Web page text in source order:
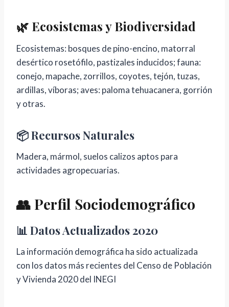
🌿 Ecosistemas y Biodiversidad
Ecosistemas: bosques de pino-encino, matorral
desértico rosetófilo, pastizales inducidos; fauna:
conejo, mapache, zorrillos, coyotes, tejón, tuzas,
ardillas, víboras; aves: paloma tehuacanera, gorrión
y otras.
📦 Recursos Naturales
Madera, mármol, suelos calizos aptos para
actividades agropecuarias.
👥 Perfil Sociodemográfico
📊 Datos Actualizados 2020
La información demográfica ha sido actualizada
con los datos más recientes del Censo de Población
y Vivienda 2020 del INEGI